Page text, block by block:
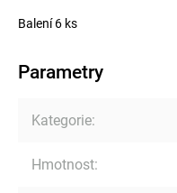
Balení 6 ks
Parametry
Kategorie:
Hmotnost: